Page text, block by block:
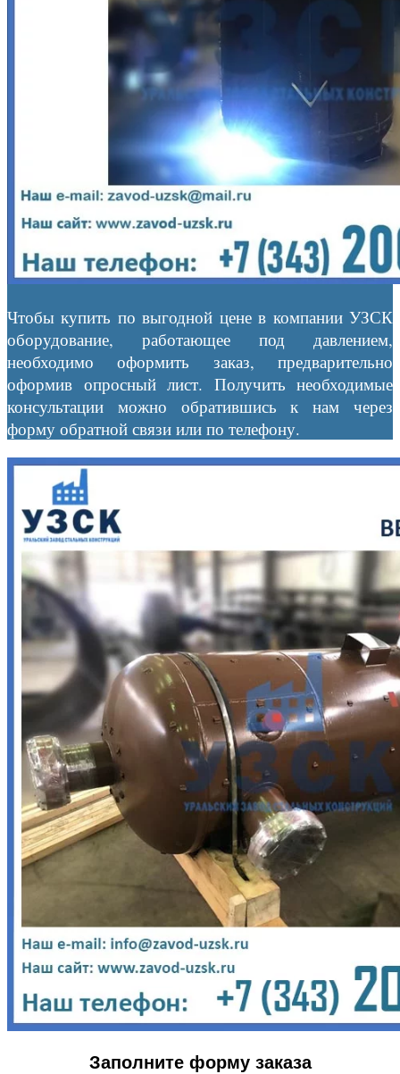
Чтобы купить по выгодной цене в компании УЗСК
оборудование, работающее под давлением,
необходимо оформить заказ, предварительно
оформив опросный лист. Получить необходимые
консультации можно обратившись к нам через
форму обратной связи или по телефону.
Заполните форму заказа